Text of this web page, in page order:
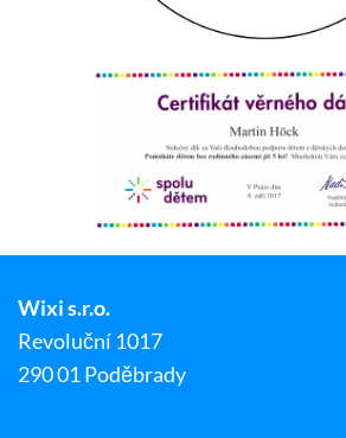
Wixi s.r.o.
Revoluční 1017
290 01 Poděbrady